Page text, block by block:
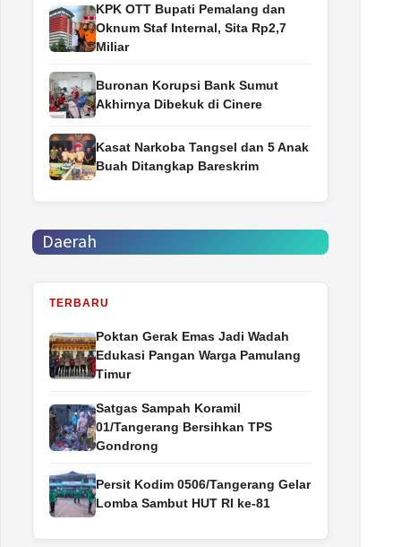
‎KPK OTT Bupati Pemalang dan
Oknum Staf Internal, Sita Rp2,7
Miliar
Buronan Korupsi Bank Sumut
Akhirnya Dibekuk di Cinere
Kasat Narkoba Tangsel dan 5 Anak
Buah Ditangkap Bareskrim
Daerah
TERBARU
Poktan Gerak Emas Jadi Wadah
Edukasi Pangan Warga Pamulang
Timur
Satgas Sampah Koramil
01/Tangerang Bersihkan TPS
Gondrong
Persit Kodim 0506/Tangerang Gelar
Lomba Sambut HUT RI ke-81